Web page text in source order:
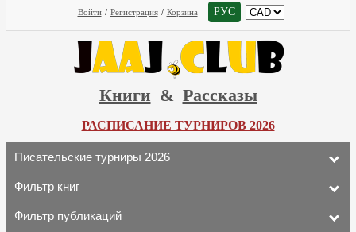
Войти / Регистрация / Корзина РУС
Книги & Рассказы
РАСПИСАНИЕ ТУРНИРОВ 2026
Писательские турниры 2026
Фильтр книг
Фильтр публикаций